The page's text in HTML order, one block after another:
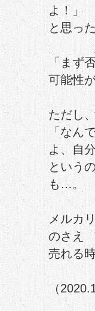
よ！」
と思っ
「まず
可能性
ただし
「なん
よ、自
という
も…。
メルカ
のさえ
売れる
（